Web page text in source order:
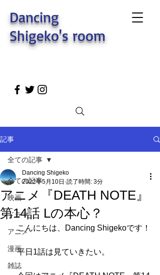
Dancing
Shigeko's room
記事
全ての記事
映画
ドラマ
アニメ
漫画
雑誌
全ての記事
アニメ『DEATH NOTE』
第14話 Lの本心？
Dancing Shigeko
2022年5月10日 読了時間: 3分
こんにちは、Dancing Shigekoです！
平日1話は見ていきたい。